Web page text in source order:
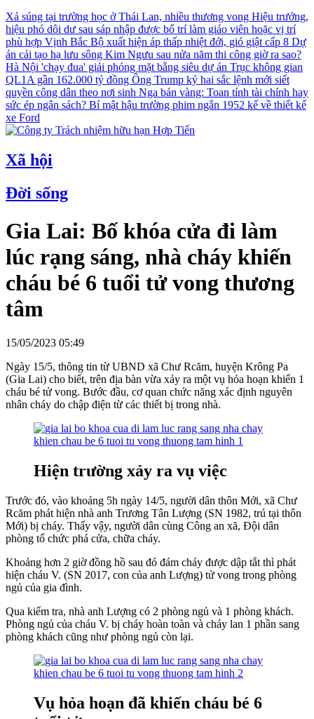
Xả súng tại trường học ở Thái Lan, nhiều thương vong Hiệu trưởng,
hiệu phó dôi dư sau sáp nhập được bố trí làm giáo viên hoặc vị trí
phù hợp Vịnh Bắc Bộ xuất hiện áp thấp nhiệt đới, gió giật cấp 8 Dự
án cải tạo hạ lưu sông Kim Ngưu sau nửa năm thi công giờ ra sao?
Hà Nội 'chạy đua' giải phóng mặt bằng siêu dự án Trục không gian
QL1A gần 162.000 tỷ đồng Ông Trump ký hai sắc lệnh mới siết
quyền công dân theo nơi sinh Nga bán vàng: Toan tính tài chính hay
sức ép ngân sách? Bí mật hậu trường phim ngắn 1952 kể về thiết kế
xe Ford
Xã hội
Đời sống
Gia Lai: Bố khóa cửa đi làm
lúc rạng sáng, nhà cháy khiến
cháu bé 6 tuổi tử vong thương
tâm
15/05/2023 05:49
Ngày 15/5, thông tin từ UBND xã Chư Rcăm, huyện Krông Pa
(Gia Lai) cho biết, trên địa bàn vừa xảy ra một vụ hỏa hoạn khiến 1
cháu bé tử vong. Bước đầu, cơ quan chức năng xác định nguyên
nhân cháy do chập điện từ các thiết bị trong nhà.
Hiện trường xảy ra vụ việc
Trước đó, vào khoảng 5h ngày 14/5, người dân thôn Mới, xã Chư
Rcăm phát hiện nhà anh Trương Tân Lượng (SN 1982, trú tại thôn
Mới) bị cháy. Thấy vậy, người dân cùng Công an xã, Đội dân
phòng tổ chức phá cửa, chữa cháy.
Khoảng hơn 2 giờ đồng hồ sau đó đám cháy được dập tắt thì phát
hiện cháu V. (SN 2017, con của anh Lượng) tử vong trong phòng
ngủ của gia đình.
Qua kiểm tra, nhà anh Lượng có 2 phòng ngủ và 1 phòng khách.
Phòng ngủ của cháu V. bị cháy hoàn toàn và cháy lan 1 phần sang
phòng khách cũng như phòng ngủ còn lại.
Vụ hỏa hoạn đã khiến cháu bé 6